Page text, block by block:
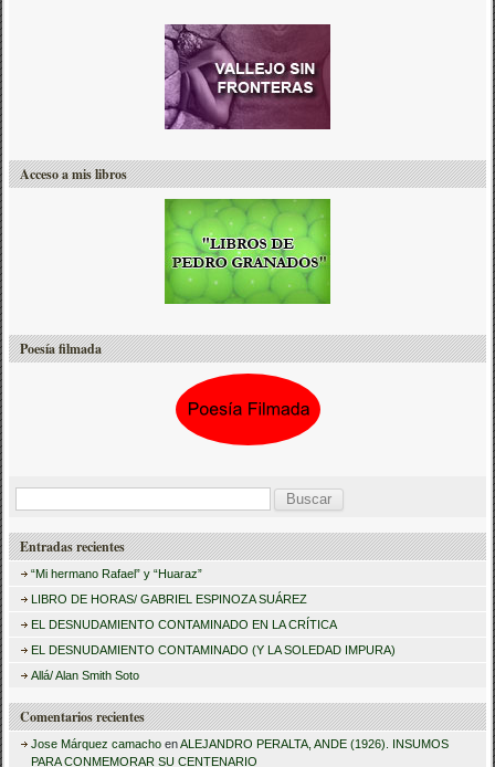
Acceso a mis libros
Poesía filmada
s
r
Entradas recientes
“Mi hermano Rafael” y “Huaraz”
LIBRO DE HORAS/ GABRIEL ESPINOZA SUÁREZ
EL DESNUDAMIENTO CONTAMINADO EN LA CRÍTICA
EL DESNUDAMIENTO CONTAMINADO (Y LA SOLEDAD IMPURA)
Allá/ Alan Smith Soto
Comentarios recientes
Jose Márquez camacho enALEJANDRO PERALTA, ANDE (1926). INSUMOS
PARA CONMEMORAR SU CENTENARIO